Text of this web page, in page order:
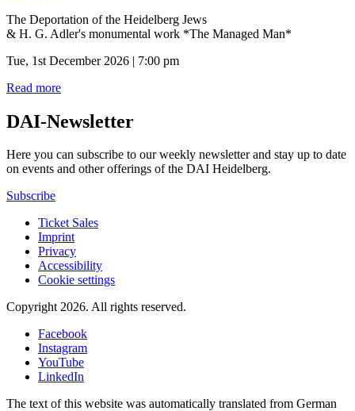
The Deportation of the Heidelberg Jews
& H. G. Adler's monumental work *The Managed Man*
Tue, 1st December 2026 | 7:00 pm
Read more
DAI-Newsletter
Here you can subscribe to our weekly newsletter and stay up to date
on events and other offerings of the DAI Heidelberg.
Subscribe
Ticket Sales
Imprint
Privacy
Accessibility
Cookie settings
Copyright 2026. All rights reserved.
Facebook
Instagram
YouTube
LinkedIn
The text of this website was automatically translated from German